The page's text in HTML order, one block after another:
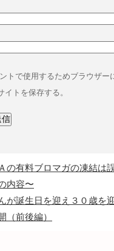
トで使用するためブラウザー
イトを保存する。
の有料ブロマガの凍結は
内容〜
が誕生日を迎え３０歳を
（前後編）